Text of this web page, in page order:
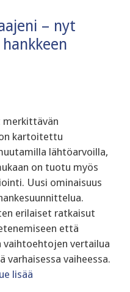
– nyt
merkittävän
kartoitettu
lähtöarvoilla,
on tuotu myös
Uusi ominaisuus
erilaiset ratkaisut
että
vaihtoehtojen vertailua
varhaisessa vaiheessa.
lisää